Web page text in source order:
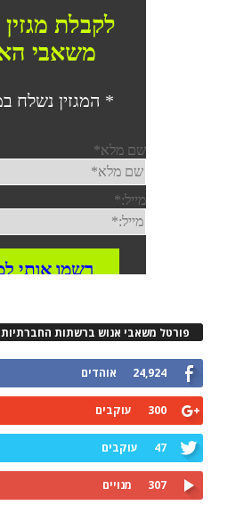
פורטל משאבי אנוש ברשתות החברתיות
24,924 אוהדים
300 עוקבים
47 עוקבים
307 מנויים